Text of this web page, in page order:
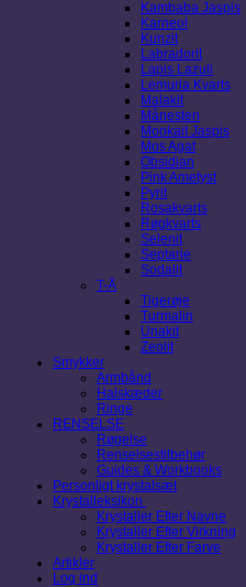
Kambaba Jaspis
Karneol
Kunzit
Labradorit
Lapis Lazuli
Lemuria Kvarts
Malakit
Månesten
Mookait Jaspis
Mos Agat
Obsidian
Pink Ametyst
Pyrit
Rosakvarts
Røgkvarts
Selenit
Septarie
Sodalit
T-Å
Tigerøje
Turmalin
Unakit
Zeolit
Smykker
Armbånd
Halskæder
Ringe
RENSELSE
Røgelse
Renselsestilbehør
Guides & Workbooks
Personligt krystalsæt
Krystalleksikon
Krystaller Efter Navne
Krystaller Efter Virkning
Krystaller Efter Farve
Artikler
Log ind